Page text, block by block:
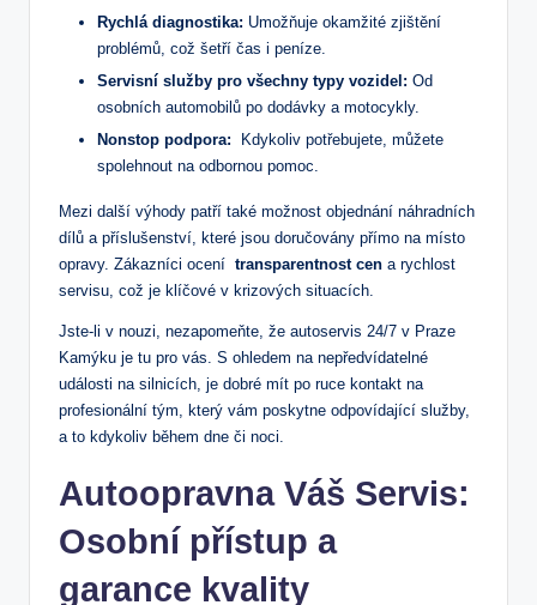
Rychlá diagnostika: Umožňuje okamžité zjištění
problémů, což šetří čas i peníze.
Servisní služby pro všechny‍ typy vozidel: Od
⁣osobních automobilů po⁢ dodávky ‌a motocykly.
Nonstop podpora: ⁢ Kdykoliv potřebujete, můžete
spolehnout na odbornou ‌pomoc.
Mezi ⁢další výhody patří ​také možnost objednání náhradních
dílů a příslušenství, které ⁤jsou doručovány⁤ přímo na místo
opravy. Zákazníci⁤ ocení ​ transparentnost cen a rychlost
servisu, což je⁢ klíčové​ v krizových situacích.
Jste-li v nouzi,‍ nezapomeňte, že autoservis 24/7 v Praze
Kamýku ‌je‍ tu⁤ pro vás. S ​ohledem na nepředvídatelné
události na ⁣silnicích, je ⁣dobré mít⁣ po ruce kontakt na
profesionální tým, který vám poskytne odpovídající služby,
a to kdykoliv během dne či noci.
Autoopravna Váš Servis:
Osobní přístup a
garance kvality